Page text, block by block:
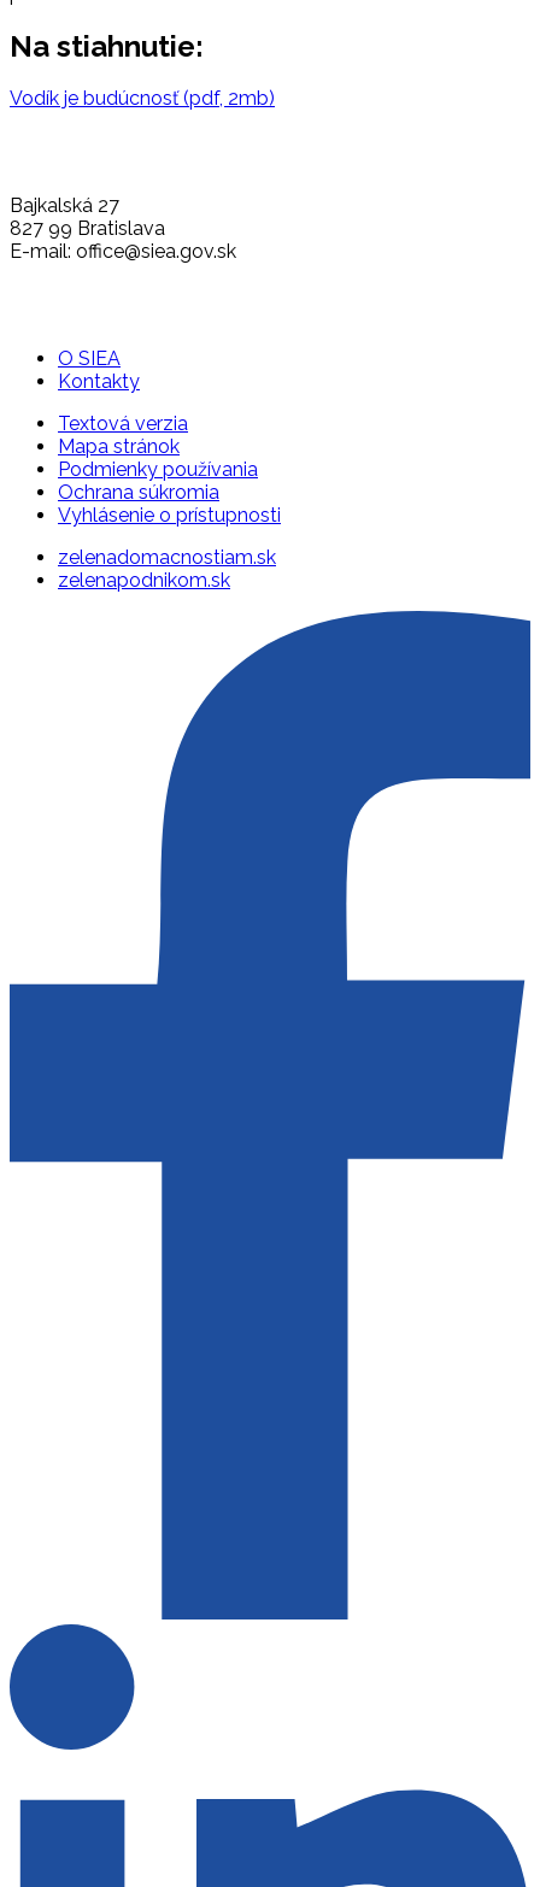
Na stiahnutie:
Vodík je budúcnosť (pdf, 2mb)
Bajkalská 27
827 99 Bratislava
E-mail: office@siea.gov.sk
O SIEA
Kontakty
Textová verzia
Mapa stránok
Podmienky používania
Ochrana súkromia
Vyhlásenie o prístupnosti
zelenadomacnostiam.sk
zelenapodnikom.sk